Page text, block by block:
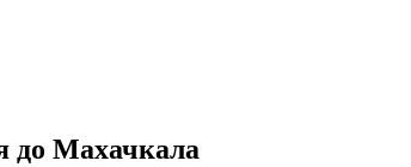
до Махачкала